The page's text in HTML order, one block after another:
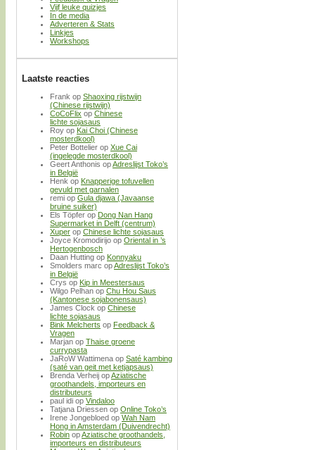
Vijf leuke quizjes
In de media
Adverteren & Stats
Linkjes
Workshops
Laatste reacties
Frank op Shaoxing rijstwijn
(Chinese rijstwijn)
CoCoFlix op Chinese
lichte sojasaus
Roy op Kai Choi (Chinese
mosterdkool)
Peter Bottelier op Xue Cai
(ingelegde mosterdkool)
Geert Anthonis opAdreslijst Toko’s
in België
Henk op Knapperige tofuvellen
gevuld met garnalen
remi op Gula djawa (Javaanse
bruine suiker)
Els Töpfer op Dong Nan Hang
Supermarket in Delft (centrum)
Xuper op Chinese lichte sojasaus
Joyce Kromodirijo op Oriental in ’s
Hertogenbosch
Daan Hutting op Konnyaku
Smolders marc opAdreslijst Toko’s
in België
Crys op Kip in Meestersaus
Wilgo Pelhan op Chu Hou Saus
(Kantonese sojabonensaus)
James Clock op Chinese
lichte sojasaus
Bink Melcherts op Feedback &
Vragen
Marjan op Thaise groene
currypasta
JaRoW Wattimena op Saté kambing
(saté van geit met ketjapsaus)
Brenda Verheij opAziatische
groothandels, importeurs en
distributeurs
paul idi op Vindaloo
Tatjana Driessen op Online Toko’s
Irene Jongebloed op Wah Nam
Hong in Amsterdam (Duivendrecht)
Robin opAziatische groothandels,
importeurs en distributeurs